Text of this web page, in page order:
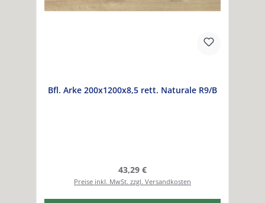
Bfl. Arke 200x1200x8,5 rett. Naturale R9/B
Regulärer Preis:
43,29 €
Preise inkl. MwSt. zzgl. Versandkosten